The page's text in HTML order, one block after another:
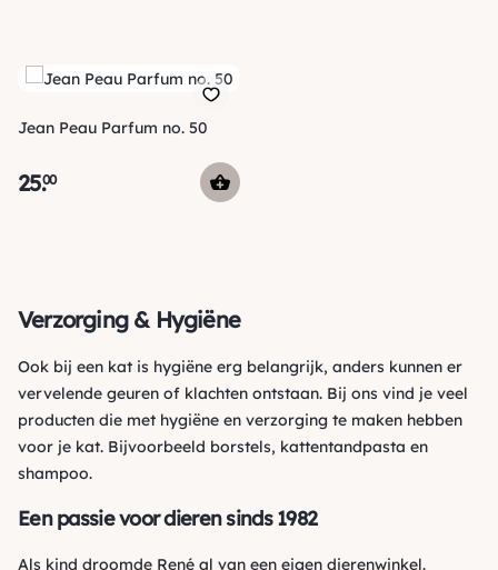
Jean Peau Parfum no. 50
25.00
Verzorging & Hygiëne
Ook bij een kat is hygiëne erg belangrijk, anders kunnen er
vervelende geuren of klachten ontstaan. Bij ons vind je veel
producten die met hygiëne en verzorging te maken hebben
voor je kat. Bijvoorbeeld borstels, kattentandpasta en
shampoo.
Een passie voor dieren sinds 1982
Als kind droomde René al van een eigen dierenwinkel.